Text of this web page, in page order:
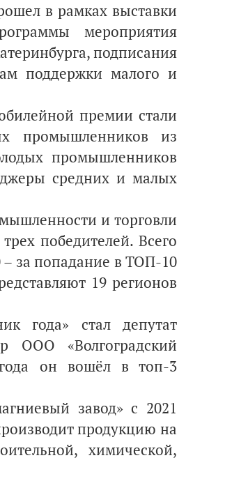
в рамках выставки
мероприятия
подписания
поддержки малого и
премии стали
промышленников из
промышленников
средних и малых
и торговли
победителей. Всего
за попадание в ТОП-10
19 регионов
года» стал депутат
ООО «Волгоградский
он вошёл в топ-3
завод» с 2021
продукцию на
химической,